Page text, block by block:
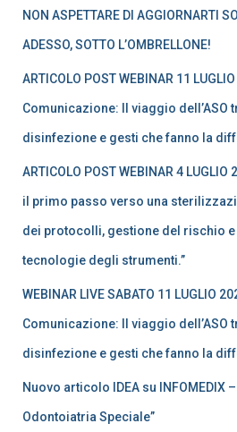
NON ASPETTARE DI AGGIORNARTI
ADESSO, SOTTO L’OMBRELLONE!
ARTICOLO POST WEBINAR 11
Comunicazione: Il viaggio dell’ASO
disinfezione e gesti che fanno la
ARTICOLO POST WEBINAR 4
il primo passo verso una
dei protocolli, gestione del rischio
tecnologie degli strumenti.”
WEBINAR LIVE SABATO 11 LUGLIO
Comunicazione: Il viaggio dell’ASO
disinfezione e gesti che fanno la
Nuovo articolo IDEA su INFOMEDIX
Odontoiatria Speciale”